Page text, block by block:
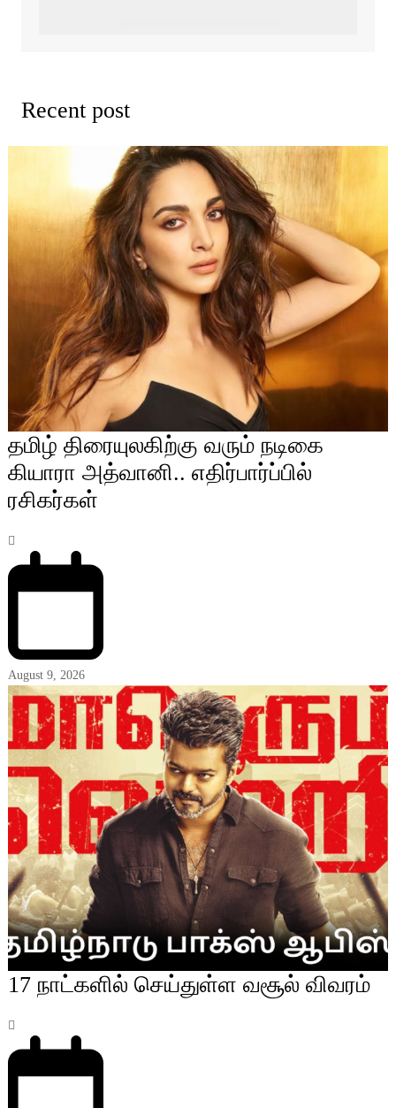
Recent post
தமிழ் திரையுலகிற்கு வரும் நடிகை
கியாரா அத்வானி.. எதிர்பார்ப்பில்
ரசிகர்கள்
August 9, 2026
17 நாட்களில் செய்துள்ள வசூல் விவரம்